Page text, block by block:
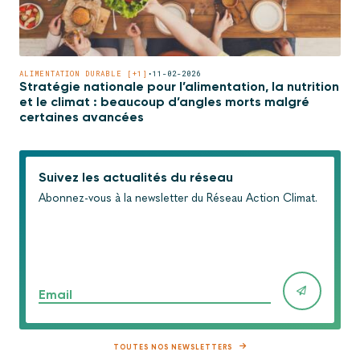
ALIMENTATION DURABLE [+1] •11-02-2026
Stratégie nationale pour l’alimentation, la nutrition
et le climat : beaucoup d’angles morts malgré
certaines avancées
Suivez les actualités du réseau
Abonnez-vous à la newsletter du Réseau Action Climat.
Email
TOUTES NOS NEWSLETTERS